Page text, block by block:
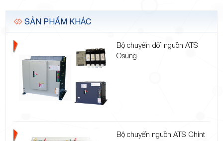
SẢN PHẨM KHÁC
Bộ chuyển đổi nguồn ATS
Osung
Bộ chuyển nguồn ATS Chint